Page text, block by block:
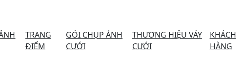
TRANG
ĐIỂM
GÓI CHỤP ẢNH
CƯỚI
THƯƠNG HIỆU VÁY
CƯỚI
KHÁCH
HÀNG